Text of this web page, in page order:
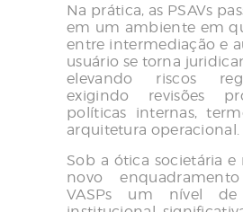
Na prática, as PSAVs
em um ambiente em
entre intermediação e
usuário se torna
elevando riscos
exigindo revisões
políticas internas,
arquitetura operacional.
Sob a ótica societária e
novo
VASPs um nível de